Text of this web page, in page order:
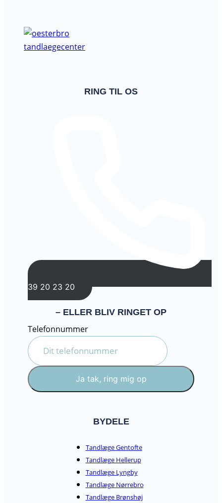
RING TIL OS
39 20 23 20
– ELLER BLIV RINGET OP
Telefonnummer
Ja tak, ring mig op
BYDELE
Tandlæge Gentofte
Tandlæge Hellerup
Tandlæge Lyngby
Tandlæge Nørrebro
Tandlæge Brønshøj